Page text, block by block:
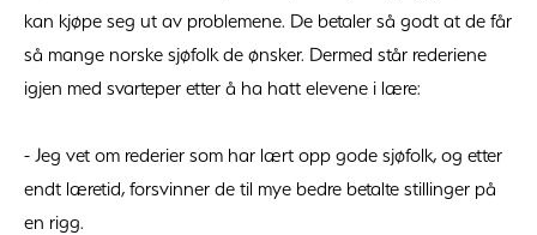
kan kjøpe seg ut av problemene. De betaler så godt at de får
så mange norske sjøfolk de ønsker. Dermed står rederiene
igjen med svarteper etter å ha hatt elevene i lære:
- Jeg vet om rederier som har lært opp gode sjøfolk, og etter
endt læretid, forsvinner de til mye bedre betalte stillinger på
en rigg.